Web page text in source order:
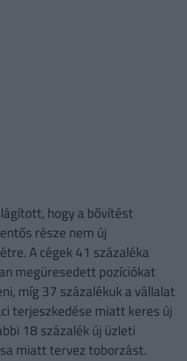
hogy a bővítést
része nem új
A cégek 41 százaléka
megüresedett pozíciókat
míg 37 százalékuk a vállalat
terjeszkedése miatt keres új
18 százalék új üzleti
miatt tervez toborzást.